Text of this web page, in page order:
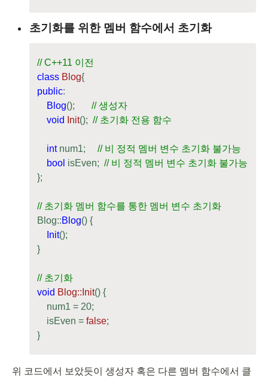
초기화를 위한 멤버 함수에서 초기화
// C++11 이전
class Blog{
public:
Blog(); // 생성자
void
Init(); // 초기화 전용 함수
int num1; // 비 정적 멤버 변수 초기화 불가능
bool isEven;
};
// 초기화 멤버 함수를 통한 멤버 변수 초기화
Blog::Blog() {
Init();
}
// 초기화
void Blog::Init() {
    num1 =
20;
    isEven =
false;
}
위 코드에서 보았듯이 생성자 혹은 다른 멤버 함수에서 클